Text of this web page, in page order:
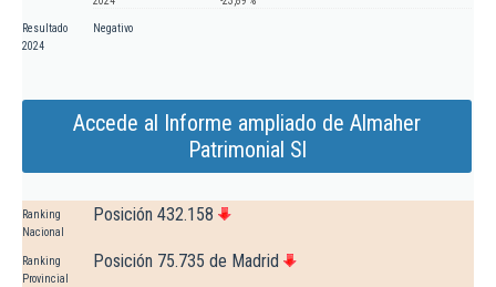
Resultado
2024
Negativo
Accede al Informe ampliado de Almaher
Patrimonial Sl
Ranking
Nacional
Posición 432.158
Ranking
Provincial
Posición 75.735 de Madrid